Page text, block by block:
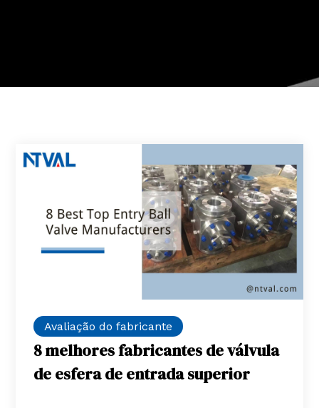
Avaliação do fabricante
8 melhores fabricantes de válvula
de esfera de entrada superior